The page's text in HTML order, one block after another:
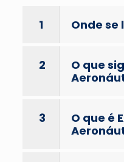
1 Onde se
2
O que
3
O que é